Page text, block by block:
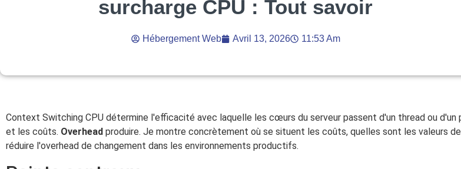
surcharge CPU : Tout savoir
Hébergement Web Avril 13, 2026 11:53 Am
Context Switching CPU détermine l'efficacité avec laquelle les cœurs du serveur passent d'un thread ou
et les coûts. Overhead produire. Je montre concrètement où se situent les coûts, quelles sont les valeurs
réduire l'overhead de changement dans les environnements productifs.